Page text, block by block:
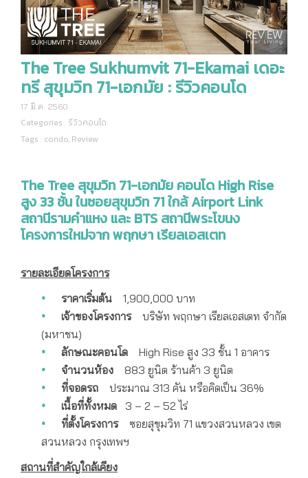
The Tree Sukhumvit 71-Ekamai เดอะ
ทรี สุขุมวิท 71-เอกมัย : รีวิวคอนโด
17 มี.ค. 2560
Categories : รีวิวคอนโด
Tags : condo, Review
The Tree สุขุมวิท 71-เอกมัย คอนโด High Rise
สูง 33 ชั้น ในซอยสุขุมวิท 71 ใกล้ Airport Link
สถานีรามคำแหง และ BTS สถานีพระโขนง
โครงการใหม่จาก พฤกษา เรียลเอสเตท
รายละเอียดโครงการ
ราคาเริ่มต้น 1,900,000 บาท
เจ้าของโครงการบริษัท พฤกษา เรียลเอสเตท จำกัด
(มหาชน)
ลักษณะคอนโด High Rise สูง 33 ชั้น 1 อาคาร
จำนวนห้อง 883 ยูนิต ร้านค้า 3 ยูนิต
ที่จอดรถประมาณ 313 คัน หรือคิดเป็น 36%
เนื้อที่ทั้งหมด
3 – 2 – 52 ไร่
ที่ตั้งโครงการ ซอยสุขุมวิท 71 แขวงสวนหลวง เขต
สวนหลวง กรุงเทพฯ
สถานที่สำคัญใกล้เคียง